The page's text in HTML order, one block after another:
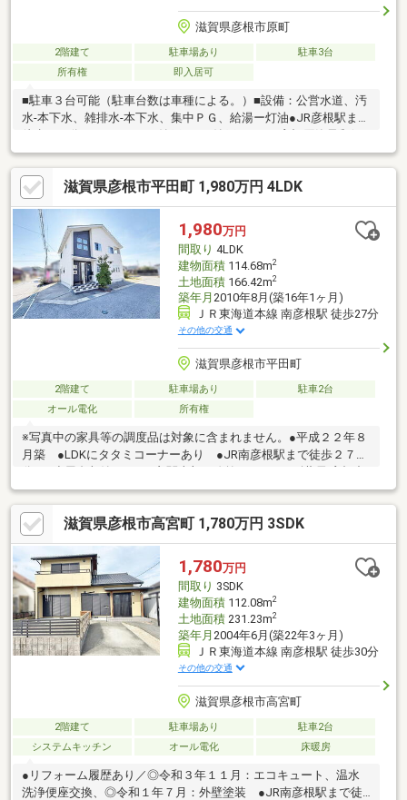
滋賀県彦根市原町
2階建て 駐車場あり
駐車3台
所有権
即入居可
■駐車３台可能（駐車台数は車種による。）■設備：公営水道、汚
水-本下水、雑排水-本下水、集中ＰＧ、給湯ー灯油●JR彦根駅まで
徒歩２７分 ●６SDK（S:納戸） ●納戸あり ●彦根原簡易郵便
局まで徒歩１分 ●フレンドマート 彦根地蔵店まで徒歩１２分
滋賀県彦根市平田町 1,980万円 4LDK
1,980万円
間取り 4LDK
建物面積114.68m2
土地面積166.42m2
築年月 2010年8月(築16年1ヶ月)
ＪＲ東海道本線 南彦根駅 徒歩27分
その他の交通
滋賀県彦根市平田町
2階建て 駐車場あり
駐車2台
オール電化
所有権
※写真中の家具等の調度品は対象に含まれません。●平成２２年８
月築 ●LDKにタタミコーナーあり ●JR南彦根駅まで徒歩２７
央店まで徒歩３分 ●令和８年２月頃：エコキュート交換済■駐車
２台可能（駐車台数は車種による。）■建物の延床面積に自転車
置き場の面積が含まれている可能性があります。■設備：電気、
公営水道、汚水-本下水、雑排水-本下水、ＩＨクッキングヒー
タ、オール電化、モニタ付インターホン
滋賀県彦根市高宮町 1,780万円 3SDK
1,780万円
間取り 3SDK
建物面積112.08m2
土地面積231.23m2
築年月 2004年6月(築22年3ヶ月)
ＪＲ東海道本線 南彦根駅 徒歩30分
その他の交通
滋賀県彦根市高宮町
2階建て 駐車場あり
駐車2台
システムキッチン
オール電化 床暖房
●リフォーム履歴あり／◎令和３年１１月：エコキュート、温水
洗浄便座交換、◎令和１年７月：外壁塗装 ●JR南彦根駅まで徒